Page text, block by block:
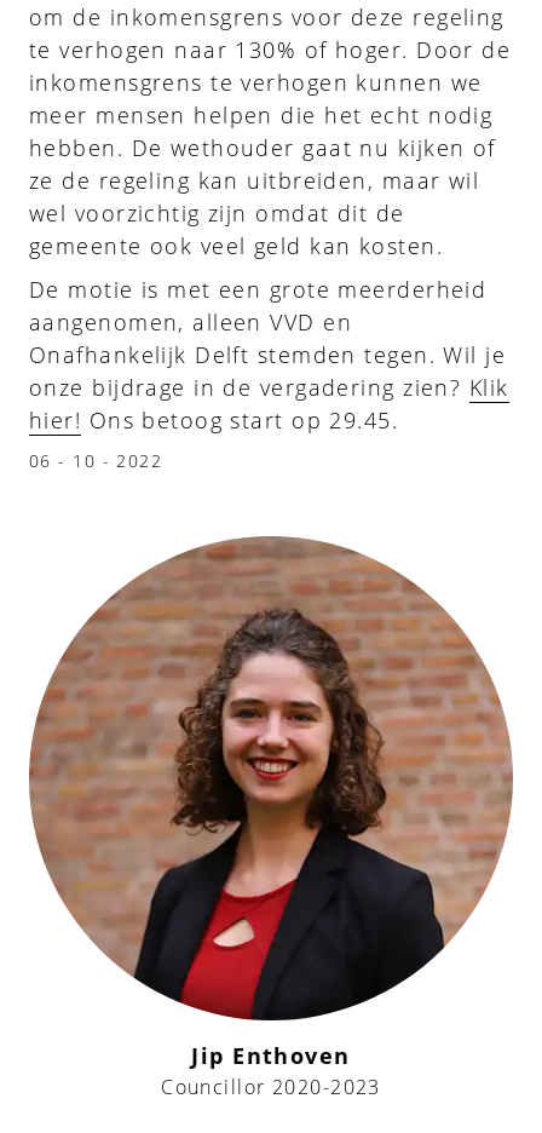
om de inkomensgrens voor deze regeling
te verhogen naar 130% of hoger. Door de
inkomensgrens te verhogen kunnen we
meer mensen helpen die het echt nodig
hebben. De wethouder gaat nu kijken of
ze de regeling kan uitbreiden, maar wil
wel voorzichtig zijn omdat dit de
gemeente ook veel geld kan kosten.
De motie is met een grote meerderheid
aangenomen, alleen VVD en
Onafhankelijk Delft stemden tegen. Wil je
onze bijdrage in de vergadering zien? Klik
hier! Ons betoog start op 29.45.
06 - 10 - 2022
Jip Enthoven
Councillor 2020-2023